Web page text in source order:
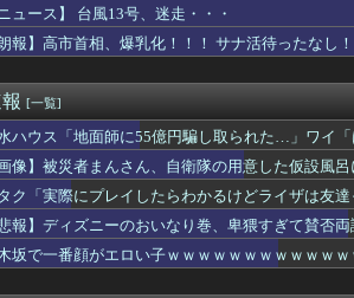
ポケモン、超エッチなフィギュアになるwww
守備範囲が微妙だった件
女優・三浦恵理子、全裸ナマ乳がHすぎる
レイしたらわかるけどライザは友達って感じで性
いだったねぇ」とインドネシア高速鉄道の最終処
ケ】諮問機関「差別、非公開答申」三重県「差別
タワー魔の塔Nで「床トラップや生き急いでダッ
全に『鬼頭』な女キャラwwwwww
しても無理で吐きそう
なの？
75キロまで落としたわいのダイエット法教えて
イス】「変身ベルト DXマイスドライバー」ほか
ニュース】 台風13号、迷走・・・
朗報】高市首相、爆乳化！！！ サナ活待ったなし！
[一覧]
ハウス「地面師に55億円騙し取られた…」ワイ
画像】被災者まんさん、自衛隊の用意した仮設風
ク「実際にプレイしたらわかるけどライザは友
悲報】ディズニーのおいなり巻、卑猥すぎて賛否
坂で一番顔がエロい子ｗｗｗｗｗｗｗｗｗｗｗ